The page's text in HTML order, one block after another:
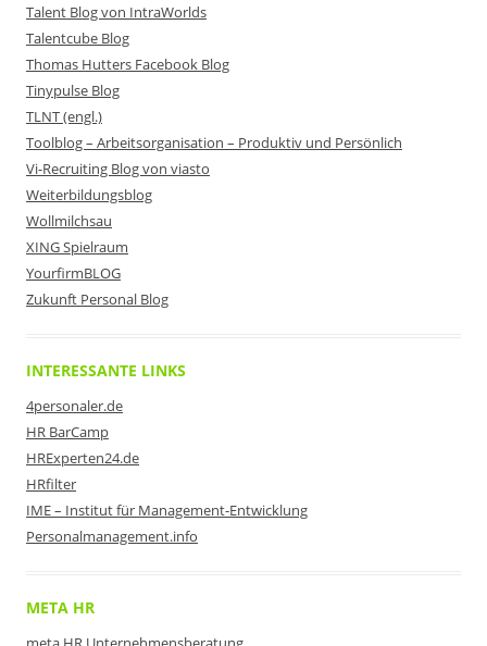
Talent Blog von IntraWorlds
Talentcube Blog
Thomas Hutters Facebook Blog
Tinypulse Blog
TLNT (engl.)
Toolblog – Arbeitsorganisation – Produktiv und Persönlich
Vi-Recruiting Blog von viasto
Weiterbildungsblog
Wollmilchsau
XING Spielraum
YourfirmBLOG
Zukunft Personal Blog
INTERESSANTE LINKS
4personaler.de
HR BarCamp
HRExperten24.de
HRfilter
IME – Institut für Management-Entwicklung
Personalmanagement.info
META HR